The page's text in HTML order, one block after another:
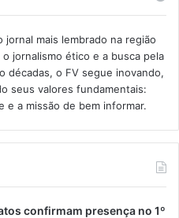
jornal mais lembrado na região
jornalismo ético e a busca pela
décadas, o FV segue inovando,
seus valores fundamentais:
e a missão de bem informar.​
confirmam presença no 1º